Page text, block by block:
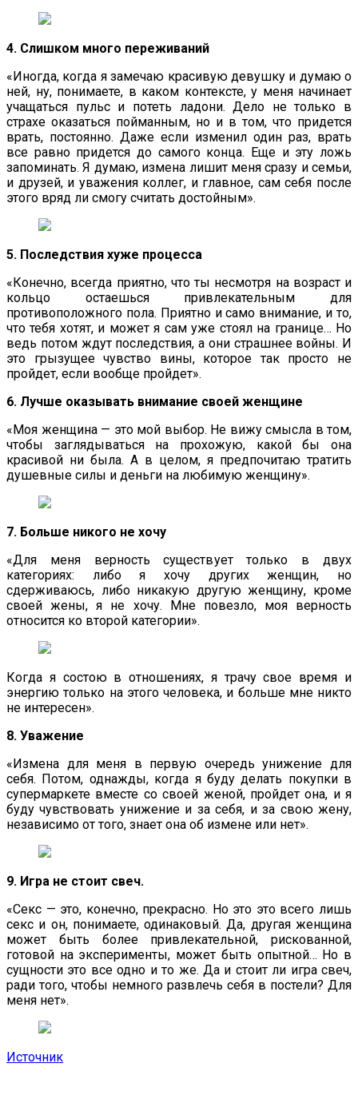
4. Слишком много переживаний
«Иногда, когда я замечаю красивую девушку и думаю о
ней, ну, понимаете, в каком контексте, у меня начинает
учащаться пульс и потеть ладони. Дело не только в
страхе оказаться пойманным, но и в том, что придется
врать, постоянно. Даже если изменил один раз, врать
все равно придется до самого конца. Еще и эту ложь
запоминать. Я думаю, измена лишит меня сразу и семьи,
и друзей, и уважения коллег, и главное, сам себя после
этого вряд ли смогу считать достойным».
5. Последствия хуже процесса
«Конечно, всегда приятно, что ты несмотря на возраст и
кольцо остаешься привлекательным для
противоположного пола. Приятно и само внимание, и то,
что тебя хотят, и может я сам уже стоял на границе… Но
ведь потом ждут последствия, а они страшнее войны. И
это грызущее чувство вины, которое так просто не
пройдет, если вообще пройдет».
6. Лучше оказывать внимание своей женщине
«Моя женщина — это мой выбор. Не вижу смысла в том,
чтобы заглядываться на прохожую, какой бы она
красивой ни была. А в целом, я предпочитаю тратить
душевные силы и деньги на любимую женщину».
7. Больше никого не хочу
«Для меня верность существует только в двух
категориях: либо я хочу других женщин, но
сдерживаюсь, либо никакую другую женщину, кроме
своей жены, я не хочу. Мне повезло, моя верность
относится ко второй категории».
Когда я состою в отношениях, я трачу свое время и
энергию только на этого человека, и больше мне никто
не интересен».
8. Уважение
«Измена для меня в первую очередь унижение для
себя. Потом, однажды, когда я буду делать покупки в
супермаркете вместе со своей женой, пройдет она, и я
буду чувствовать унижение и за себя, и за свою жену,
независимо от того, знает она об измене или нет».
9. Игра не стоит свеч.
«Сeкс — это, конечно, прекрасно. Но это это всего лишь
сeкс и он, понимаете, одинаковый. Да, другая женщина
может быть более привлекательной, рискованной,
готовой на эксперименты, может быть опытной… Но в
сущности это все одно и то же. Да и стоит ли игра свеч,
ради того, чтобы немного развлечь себя в постели? Для
меня нет».
Источник